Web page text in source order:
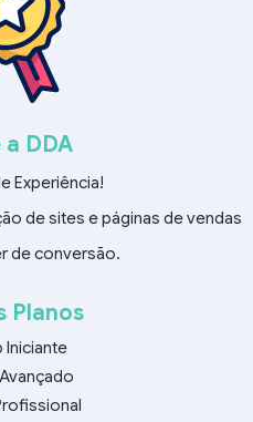
DDA
Experiência!
de sites e páginas de vendas
de conversão.
Planos
Iniciante